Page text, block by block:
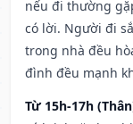
nếu đi thường
có lời. Người đi
trong nhà đều
đình đều mạnh
Từ 15h-17h